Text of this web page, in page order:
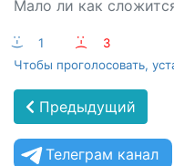
Мало ли как
:-) 1 :-(
3
Чтобы проголосовать,
Предыдущий
Телеграм канал